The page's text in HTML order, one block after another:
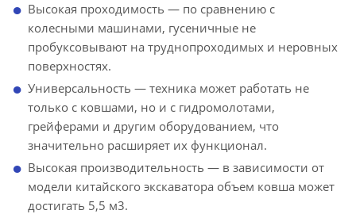
Высокая проходимость — по сравнению с
колесными машинами, гусеничные не
пробуксовывают на труднопроходимых и неровных
поверхностях.
Универсальность — техника может работать не
только с ковшами, но и с гидромолотами,
грейферами и другим оборудованием, что
значительно расширяет их функционал.
Высокая производительность — в зависимости от
модели китайского экскаватора объем ковша может
достигать 5,5 м3.